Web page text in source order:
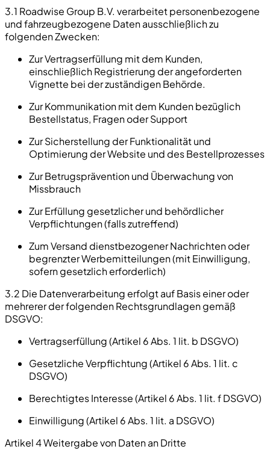
3.1 Roadwise Group B.V. verarbeitet personenbezogene
und fahrzeugbezogene Daten ausschließlich zu
folgenden Zwecken:
Zur Vertragserfüllung mit dem Kunden,
einschließlich Registrierung der angeforderten
Vignette bei der zuständigen Behörde.
Zur Kommunikation mit dem Kunden bezüglich
Bestellstatus, Fragen oder Support
Zur Sicherstellung der Funktionalität und
Optimierung der Website und des Bestellprozesses
Zur Betrugsprävention und Überwachung von
Missbrauch
Zur Erfüllung gesetzlicher und behördlicher
Verpflichtungen (falls zutreffend)
Zum Versand dienstbezogener Nachrichten oder
begrenzter Werbemitteilungen (mit Einwilligung,
sofern gesetzlich erforderlich)
3.2 Die Datenverarbeitung erfolgt auf Basis einer oder
mehrerer der folgenden Rechtsgrundlagen gemäß
DSGVO:
Vertragserfüllung (Artikel 6 Abs. 1 lit. b DSGVO)
Gesetzliche Verpflichtung (Artikel 6 Abs. 1 lit. c
DSGVO)
Berechtigtes Interesse (Artikel 6 Abs. 1 lit. f DSGVO)
Einwilligung (Artikel 6 Abs. 1 lit. a DSGVO)
Artikel 4 Weitergabe von Daten an Dritte